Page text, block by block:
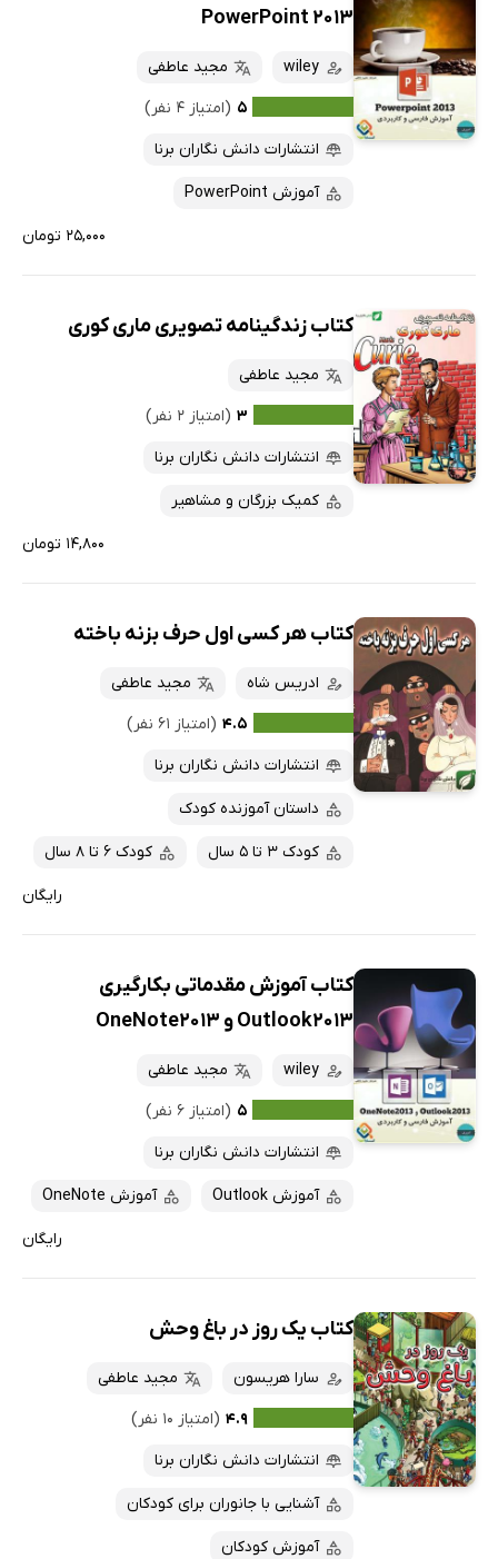
PowerPoint 2013
wiley
مجید عاطفی
۵ (امتیاز ۴ نفر)
انتشارات دانش نگاران برنا
آموزش PowerPoint
۲۵,۰۰۰ تومان
کتاب زندگینامه تصویری ماری کوری
مجید عاطفی
۳ (امتیاز ۲ نفر)
انتشارات دانش نگاران برنا
کمیک بزرگان و مشاهیر
۱۴,۸۰۰ تومان
کتاب هر کسی اول حرف بزنه باخته
ادریس شاه
مجید عاطفی
۴.۵ (امتیاز ۶۱ نفر)
انتشارات دانش نگاران برنا
داستان آموزنده کودک
کودک 3 تا 5 سال کودک 6 تا 8 سال
رایگان
کتاب آموزش مقدماتی بکارگیری
Outlook2013 و OneNote2013
wiley
مجید عاطفی
۵ (امتیاز ۶ نفر)
انتشارات دانش نگاران برنا
آموزش Outlook آموزش OneNote
رایگان
کتاب یک روز در باغ وحش
سارا هریسون
مجید عاطفی
۴.۹ (امتیاز ۱۰ نفر)
انتشارات دانش نگاران برنا
آشنایی با جانوران برای کودکان
آموزش کودکان